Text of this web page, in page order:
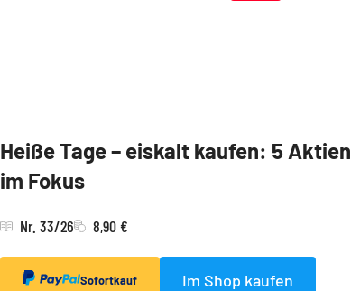
Heiße Tage – eiskalt kaufen: 5 Aktien
im Fokus
Nr. 33/26 8,90 €
Sofortkauf Im Shop kaufen